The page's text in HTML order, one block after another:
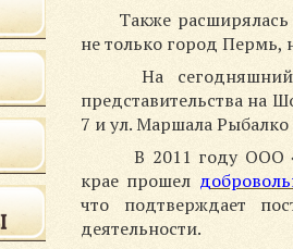
Также расширялась
не только город Пермь,
На сегодняшний
представительства на
7 и ул. Маршала Рыбалко
В 2011 году ООО
крае прошел
что подтверждает
деятельности.